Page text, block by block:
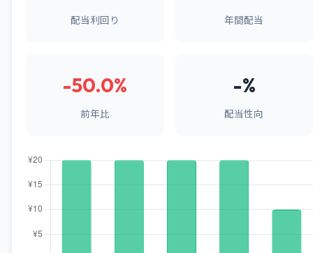
配当利回り 年間配当
-50.0%
前年比
-%
配当性向